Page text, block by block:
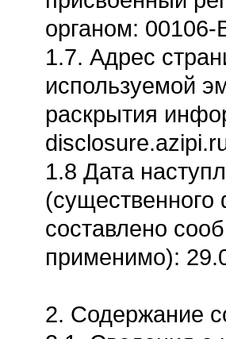
органом: 00106-
1.7. Адрес
используемой
раскрытия
1.8 Дата
(существенного
составлено
применимо):
2. Содержание